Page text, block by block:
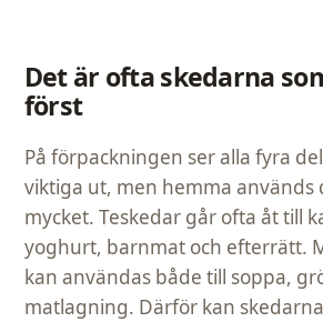
Det är ofta skedarna
först
På förpackningen ser alla fyra
viktiga ut, men hemma används
mycket. Teskedar går ofta åt till
yoghurt, barnmat och efterrätt.
kan användas både till soppa,
matlagning. Därför kan